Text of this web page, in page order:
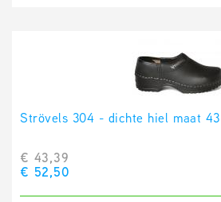
Strövels 304 - dichte hiel maat 43
€ 43,39
€ 52,50